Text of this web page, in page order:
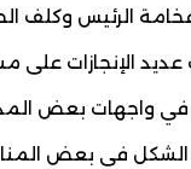
الرئيس وكلف
الإنجازات
في واجهات بعض
في بعض